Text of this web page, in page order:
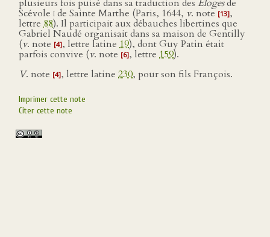
plusieurs fois puisé dans sa traduction des Élogesde
Scévole ide Sainte Marthe (Paris, 1644, v. note [13],
lettre 88). Il participait aux débauches libertines que
Gabriel Naudé organisait dans sa maison de Gentilly
(v. note [4], lettre latine 19), dont Guy Patin était
parfois convive (v. note [6], lettre 159).
V. note [4], lettre latine 230, pour son fils François.
Imprimer cette note
Citer cette note